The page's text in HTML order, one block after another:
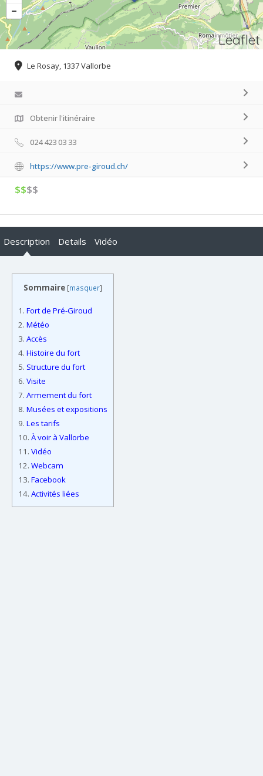
Leaflet
Le Rosay, 1337 Vallorbe
Obtenir l'itinéraire
024 423 03 33
https://www.pre-giroud.ch/
$$$$
Description Details Vidéo
Sommaire [masquer]
1. Fort de Pré-Giroud
2. Météo
3. Accès
4. Histoire du fort
5. Structure du fort
6. Visite
7. Armement du fort
8. Musées et expositions
9. Les tarifs
10. À voir à Vallorbe
11. Vidéo
12. Webcam
13. Facebook
14. Activités liées